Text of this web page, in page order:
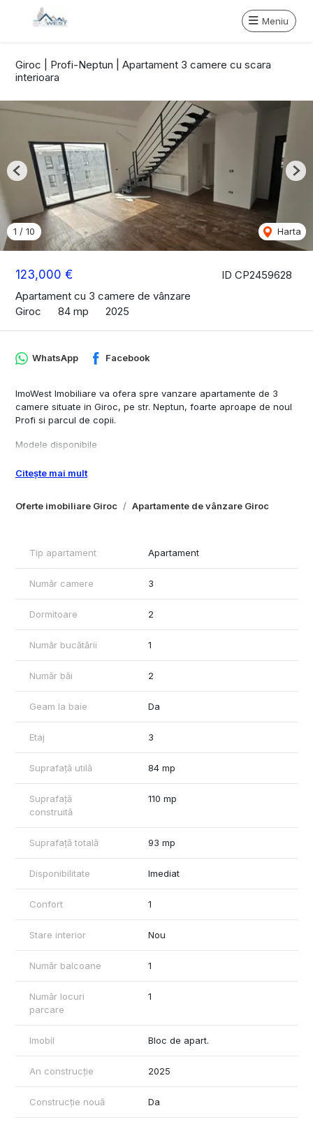
Meniu
Giroc | Profi-Neptun | Apartament 3 camere cu scara
interioara
ID CP2459628
123,000 €
Apartament cu 3 camere de vânzare
Giroc
84 mp 2025
1 / 10 Harta
Previous
Oferte imobiliare Giroc Apartamente de vânzare Giroc
WhatsApp Facebook
ImoWest Imobiliare va ofera spre vanzare apartamente de 3
camere situate in Giroc, pe str. Neptun, foarte aproape de noul
Profi si parcul de copii.
Modele disponibile
3 camere:
-84 mp utili + balcon 9 mp cu scara interioara
Locul de parcare este inclus in pret.
Citește mai mult
Tip apartament Apartament
Număr camere 3
Dormitoare 2
Număr bucătării 1
Număr băi 2
Geam la baie Da
Etaj 3
Suprafață utilă 84 mp
Suprafață
construită
110 mp
Suprafață totală 93 mp
Disponibilitate Imediat
Confort 1
Stare interior Nou
Număr balcoane 1
Număr locuri
parcare
1
Imobil Bloc de apart.
An construcție 2025
Construcție nouă Da